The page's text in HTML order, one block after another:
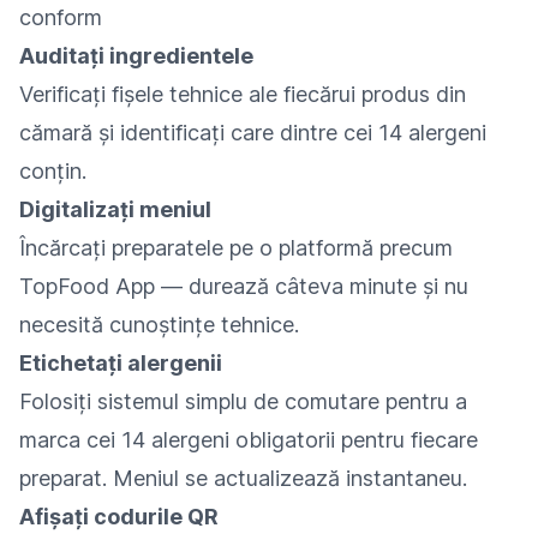
conform
Auditați ingredientele
Verificați fișele tehnice ale fiecărui produs din
cămară și identificați care dintre cei 14 alergeni
conțin.
Digitalizați meniul
Încărcați preparatele pe o platformă precum
TopFood App — durează câteva minute și nu
necesită cunoștințe tehnice.
Etichetați alergenii
Folosiți sistemul simplu de comutare pentru a
marca cei 14 alergeni obligatorii pentru fiecare
preparat. Meniul se actualizează instantaneu.
Afișați codurile QR